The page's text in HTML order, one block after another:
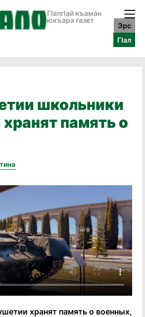
ГӀалгӀай къаман
юкъара газет
Эрс
ГӀал
школьники
память о
хранят память о военных,